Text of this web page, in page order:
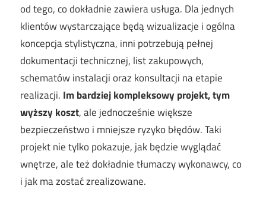
od tego, co dokładnie zawiera usługa. Dla jednych
klientów wystarczające będą wizualizacje i ogólna
koncepcja stylistyczna, inni potrzebują pełnej
dokumentacji technicznej, list zakupowych,
schematów instalacji oraz konsultacji na etapie
realizacji. Im bardziej kompleksowy projekt, tym
wyższy koszt, ale jednocześnie większe
bezpieczeństwo i mniejsze ryzyko błędów. Taki
projekt nie tylko pokazuje, jak będzie wyglądać
wnętrze, ale też dokładnie tłumaczy wykonawcy, co
i jak ma zostać zrealizowane.